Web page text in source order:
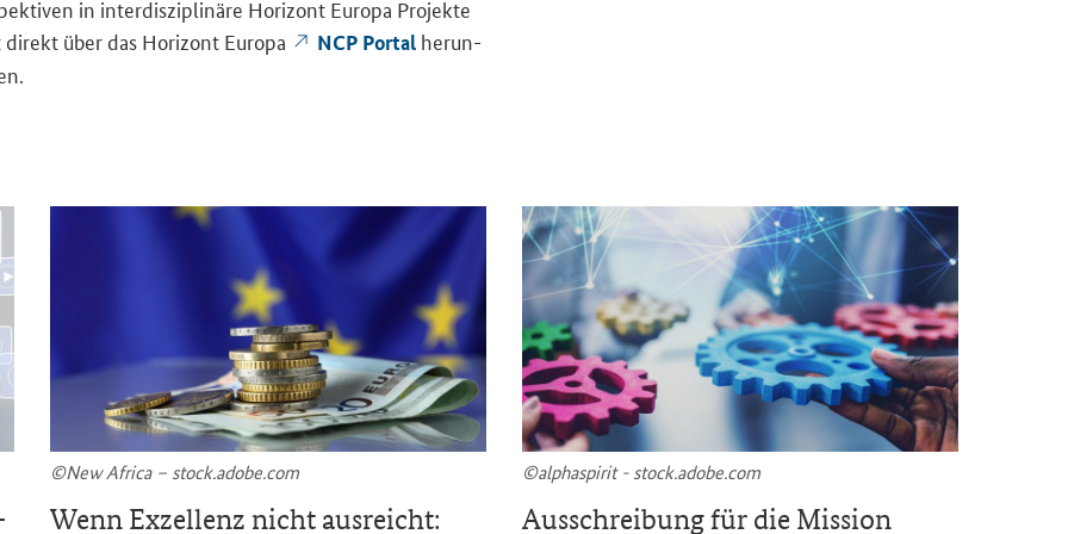
in in­ter­dis­zi­pli­nä­re Ho­ri­zont Eu­ro­pa Pro­jek­te
über das Ho­ri­zont Eu­ro­pa
NCP Portal her­un­
©New Af­ri­ca – stock.adobe.com
Wenn Ex­zel­lenz nicht aus­reicht:
©al­pha­spi­rit - stock.adobe.com
Aus­schrei­bung für die Mission